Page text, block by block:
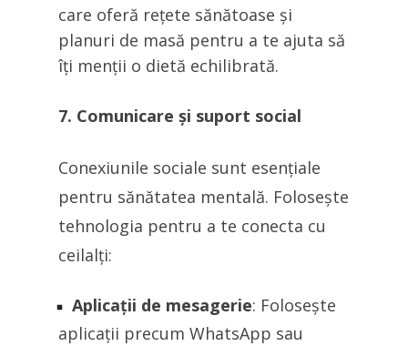
care oferă rețete sănătoase și
planuri de masă pentru a te ajuta să
îți menții o dietă echilibrată.
7. Comunicare și suport social
Conexiunile sociale sunt esențiale
pentru sănătatea mentală. Folosește
tehnologia pentru a te conecta cu
ceilalți:
Aplicații de mesagerie: Folosește
aplicații precum WhatsApp sau